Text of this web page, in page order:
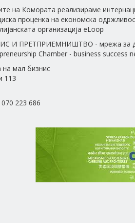
на Комората реализираме
проценка на економска
организација eLoop
И ПРЕТПРИЕМНИШТВО - мрежа за
Chamber - business success
на мал бизнис
113
223 686